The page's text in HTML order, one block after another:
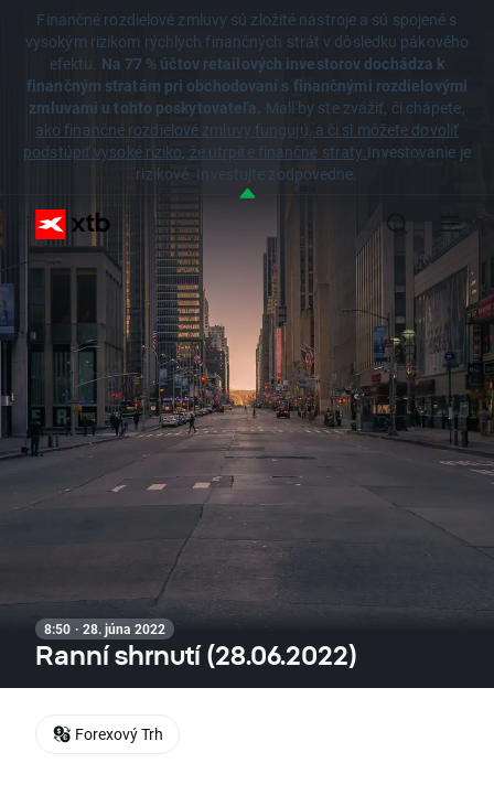
Finančné rozdielové zmluvy sú zložité nástroje a sú spojené s
vysokým rizikom rýchlych finančných strát v dôsledku pákového
efektu. Na 77 % účtov retailových investorov dochádza k
finančným stratám pri obchodovaní s finančnými rozdielovými
zmluvami u tohto poskytovateľa. Mali by ste zvážiť, či chápete,
ako finančné rozdielové zmluvy fungujú, a či si môžete dovoliť
podstúpiť vysoké riziko, že utrpíte finančné straty.Investovanie je
rizikové. Investujte zodpovedne.
8:50 · 28. júna 2022
Ranní shrnutí (28.06.2022)
Forexový Trh